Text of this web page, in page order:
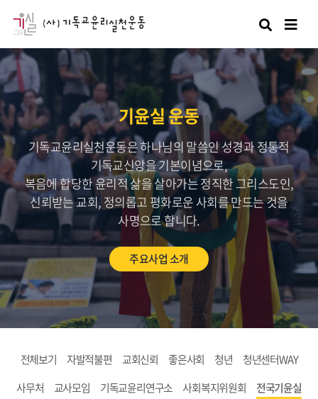
검색
기윤실 운동
기독교윤리실천운동은 하나님의 말씀인 성경과 정통적
기독교신앙을 기본이념으로,
복음에 합당한 윤리적 삶을 살아가는 정직한 그리스도인,
신뢰받는 교회, 정의롭고 평화로운 사회를 만드는 것을
사명으로 합니다.
주요사업 소개
전체보기 자발적불편 교회신뢰 좋은사회 청년
청년센터WAY
사무처
교사모임 기독교윤리연구소 사회복지위원회
전국기윤실